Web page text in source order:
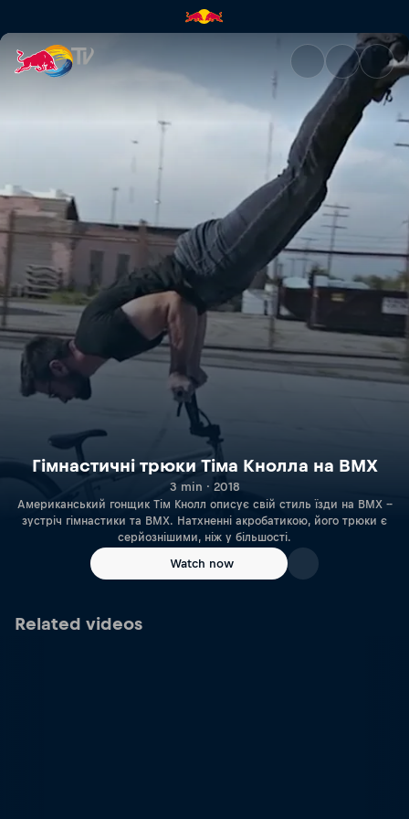
Гімнастичні трюки Тіма
Гімнастичні трюки Тіма Кнолла на BMX
3 min · 2018
Американський гонщик Тім Кнолл описує свій стиль їзди на BMX --
зустріч гімнастики та BMX. Натхненні акробатикою, його трюки є
серйознішими, ніж у більшості.
Watch now
Related videos